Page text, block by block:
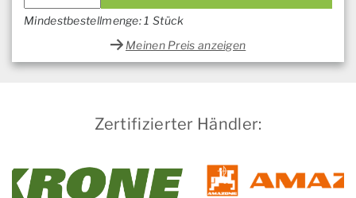
Mindestbestellmenge: 1 Stück
Meinen Preis anzeigen
Zertifizierter Händler: